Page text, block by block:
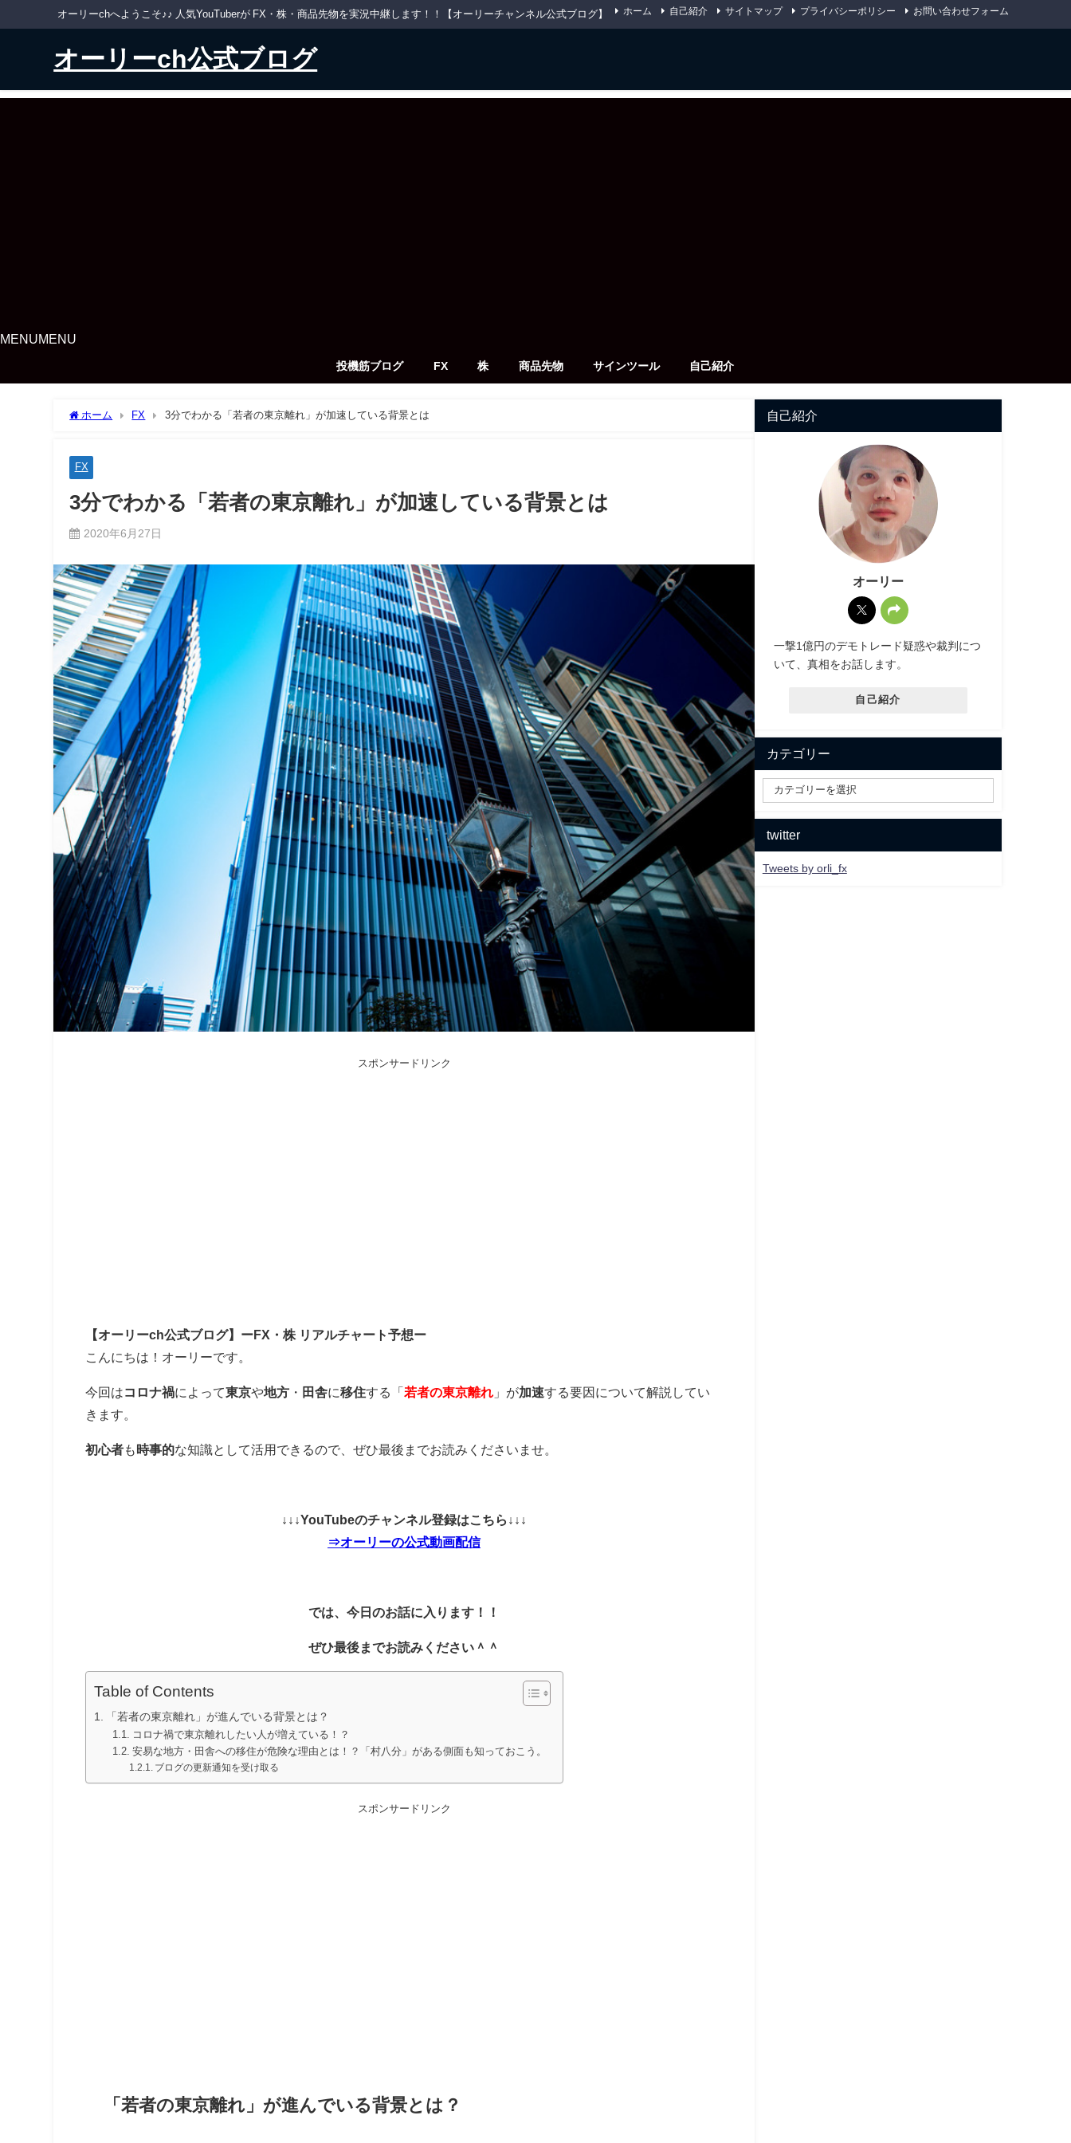
オーリーchへようこそ♪♪ 人気YouTuberが FX・株・商品先物を実況中継します！！【オーリーチャンネル公式ブログ】 ホーム 自己紹介 サイトマップ プライバシーポリシー お問い合わせフォーム
オーリーch公式ブログ
MENUMENU
投機筋ブログ FX 株 商品先物 サインツール 自己紹介
ホーム FX 3分でわかる「若者の東京離れ」が加速している背景とは
FX
3分でわかる「若者の東京離れ」が加速している背景とは
2020年6月27日
スポンサードリンク
【オーリーch公式ブログ】ーFX・株 リアルチャート予想ー
こんにちは！オーリーです。
今回はコロナ禍によって東京や地方 ・ 田舎に移住する「若者の東京離れ 」が加速する要因について解説してい
きます。
初心者も 時事的な知識として活用できるので、ぜひ最後までお読みくださいませ。
↓↓↓YouTubeのチャンネル登録はこちら↓↓↓
⇒オーリーの公式動画配信
では、今日のお話に入ります！！
ぜひ最後までお読みください＾＾
Table of Contents
「若者の東京離れ」が進んでいる背景とは？
コロナ禍で東京離れしたい人が増えている！？
安易な地方・田舎への移住が危険な理由とは！？「村八分」がある側面も知っておこう。
ブログの更新通知を受け取る
スポンサードリンク
「若者の東京離れ」が進んでいる背景とは？
自己紹介
オーリー
一撃1億円のデモトレード疑惑や裁判につ
いて、真相をお話します。
自己紹介
カテゴリー
twitter
Tweets by orli_fx